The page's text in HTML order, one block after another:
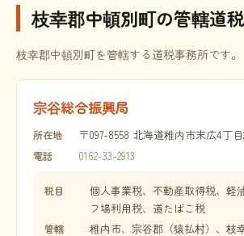
枝幸郡中頓別町の管轄道
枝幸郡中頓別町を管轄する道税事務所です。
宗谷総合振興局
所在地 〒097-8558 北海道稚内市末広4丁目
電話 0162-33-2913
税目
個人事業税、不動産取得税、軽
フ場利用税、道たばこ税
管轄
稚内市、宗谷郡（猿払村）、枝